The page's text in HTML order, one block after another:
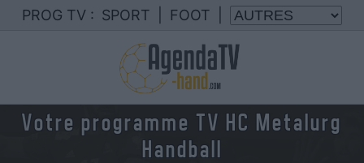
PROG TV : SPORT FOOT
Votre programme TV HC Metalurg
Handball